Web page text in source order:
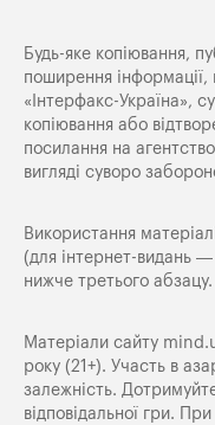
Будь-яке копiювання,
поширення iнформацiї,
«Iнтерфакс-Україна»,
копіювання або
посилання на
вигляді суворо
Використання
(для інтернет-видань
нижче третього абзацу.
Матеріали сайту
року (21+). Участь в
залежність.
відповідальної гри.